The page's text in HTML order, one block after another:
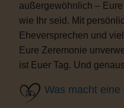
außergewöhnlich –
wie Ihr seid. Mit
Eheversprechen und
Eure Zeremonie
ist Euer Tag. Und
Was macht eine